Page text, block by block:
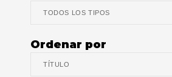
Ordenar por